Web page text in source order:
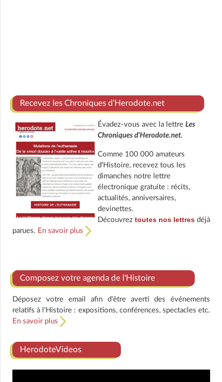
Recevez les Chroniques d'Herodote.net
Évadez-vous avec la lettre Les
Chroniques d'Herodote.net.
Comme 100 000 amateurs
d'Histoire, recevez tous les
dimanches notre lettre
électronique gratuite : récits,
actualités, anniversaires,
devinettes.
Découvrez toutes nos lettresdéjà
parues. En savoir plus
Composez votre agenda de l'Histoire
Déposez votre email afin d'être averti des événements
relatifs à l'Histoire : expositions, conférences, spectacles etc.
En savoir plus
HerodoteVideos